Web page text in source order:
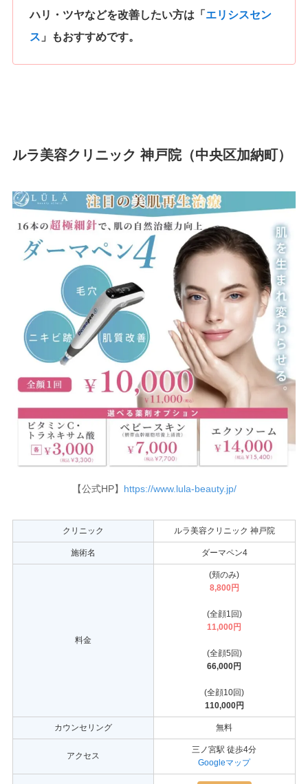
ハリ・ツヤなどを改善したい方は「エリシスセン
ス 」もおすすめです。
ルラ美容クリニック 神戸院（中央区加納町）
【公式HP】 https://www.lula-beauty.jp/
クリニック ルラ美容クリニック 神戸院
施術名 ダーマペン4
料金
(頬のみ)
8,800円
(全顔1回)
11,000円
(全顔5回)
66,000円
(全顔10回)
110,000円
カウンセリング 無料
アクセス
三ノ宮駅 徒歩4分
Googleマップ